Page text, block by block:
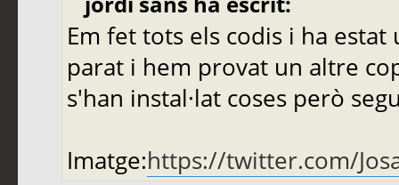
Em fet tots els codis i ha
parat i hem provat un altre
s'han instal·lat coses però
Imatge:https://twitter.com/